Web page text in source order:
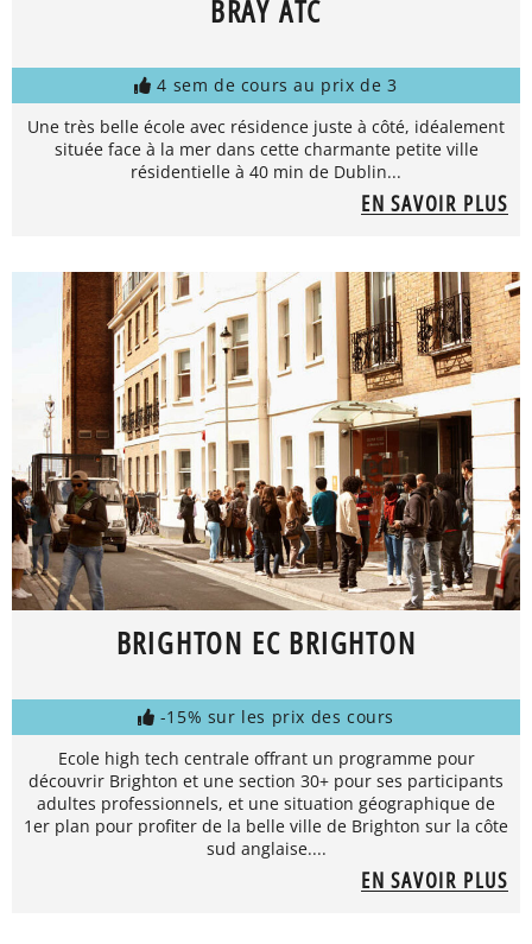
BRAY ATC
4 sem de cours au prix de 3
Une très belle école avec résidence juste à côté, idéalement
située face à la mer dans cette charmante petite ville
résidentielle à 40 min de Dublin...
EN SAVOIR PLUS
BRIGHTON EC BRIGHTON
-15% sur les prix des cours
Ecole high tech centrale offrant un programme pour
découvrir Brighton et une section 30+ pour ses participants
adultes professionnels, et une situation géographique de
1er plan pour profiter de la belle ville de Brighton sur la côte
sud anglaise....
EN SAVOIR PLUS